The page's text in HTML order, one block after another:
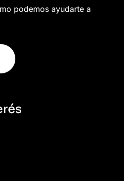
podemos ayudarte a